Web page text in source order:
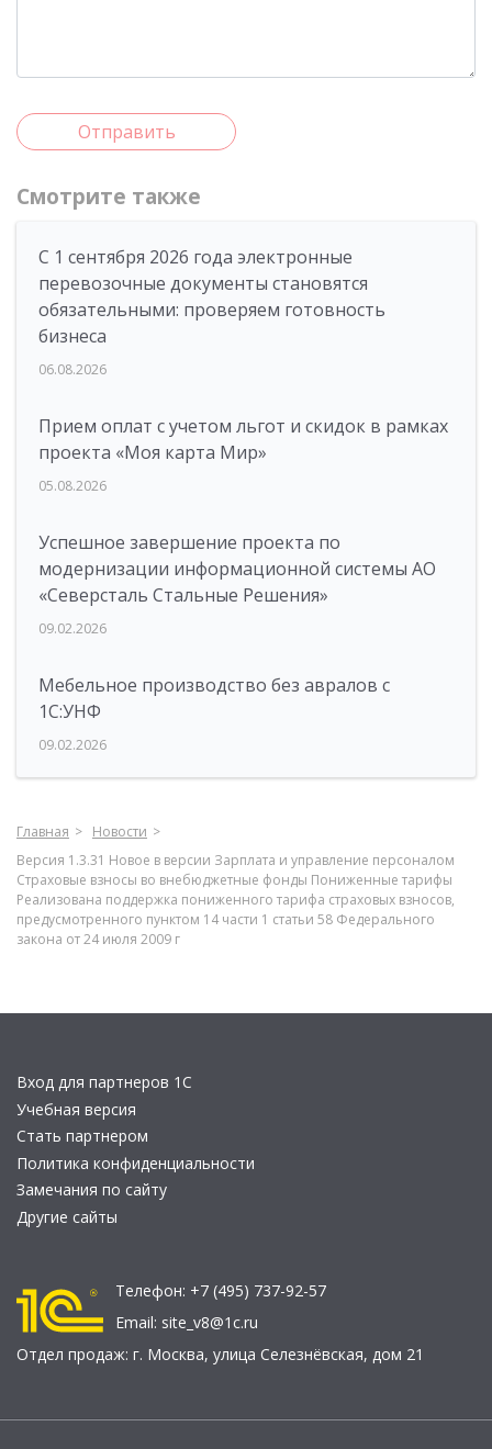
Отправить
Смотрите также
С 1 сентября 2026 года электронные
перевозочные документы становятся
обязательными: проверяем готовность
бизнеса
06.08.2026
Прием оплат с учетом льгот и скидок в рамках
проекта «Моя карта Мир»
05.08.2026
Успешное завершение проекта по
модернизации информационной системы АО
«Северсталь Стальные Решения»
09.02.2026
Мебельное производство без авралов с
1С:УНФ
09.02.2026
Главная
Новости
Версия 1.3.31 Новое в версии Зарплата и управление персоналом
Страховые взносы во внебюджетные фонды Пониженные тарифы
Реализована поддержка пониженного тарифа страховых взносов,
предусмотренного пунктом 14 части 1 статьи 58 Федерального
закона от 24 июля 2009 г
Вход для партнеров 1С
Учебная версия
Стать партнером
Политика конфиденциальности
Замечания по сайту
Другие сайты
Телефон: +7 (495) 737-92-57
Email: site_v8@1c.ru
Отдел продаж: г. Москва, улица Селезнёвская, дом 21